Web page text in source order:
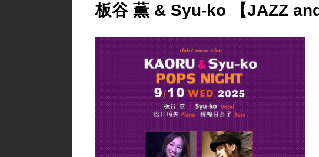
板谷 薫 & Syu-ko 【JAZZ and